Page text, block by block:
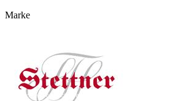
Marke